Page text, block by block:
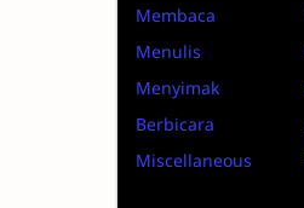
Membaca
Menulis
Menyimak
Berbicara
Miscellaneous